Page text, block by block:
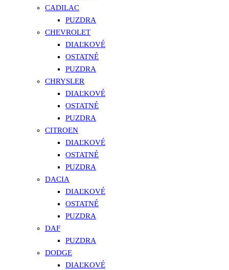
CADILAC
PUZDRA
CHEVROLET
DIAĽKOVÉ
OSTATNÉ
PUZDRA
CHRYSLER
DIAĽKOVÉ
OSTATNÉ
PUZDRA
CITROEN
DIAĽKOVÉ
OSTATNÉ
PUZDRA
DACIA
DIAĽKOVÉ
OSTATNÉ
PUZDRA
DAF
PUZDRA
DODGE
DIAĽKOVÉ